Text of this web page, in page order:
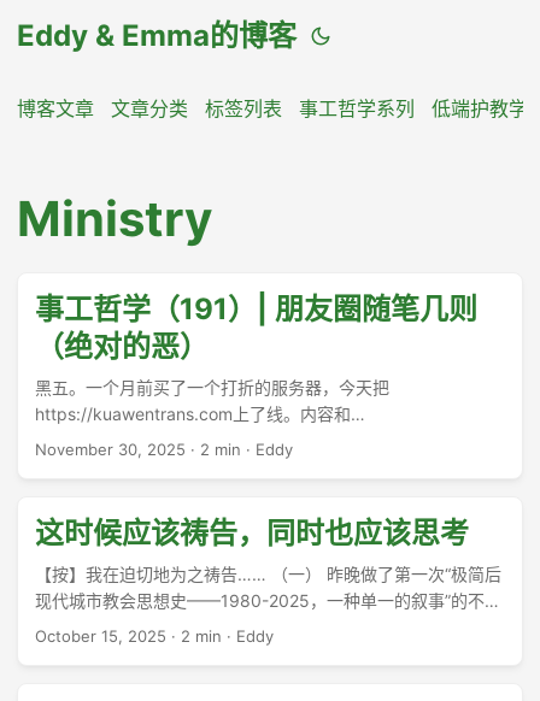
Eddy & Emma的博客
博客文章 文章分类 标签列表 事工哲学系列 低端护教学
Ministry
事工哲学（191）| 朋友圈随笔几则
（绝对的恶）
黑五。一个月前买了一个打折的服务器，今天把
https://kuawentrans.com上了线。内容和
https://eddyemma.com完全一样，除了处理机制有些不同。
November 30, 2025 · 2 min · Eddy
这时候应该祷告，同时也应该思考
【按】我在迫切地为之祷告…… （一） 昨晚做了第一次“极简后
现代城市教会思想史——1980-2025，一种单一的叙事”的不公
开讲座。（参见离岸）。 ...
October 15, 2025 · 2 min · Eddy